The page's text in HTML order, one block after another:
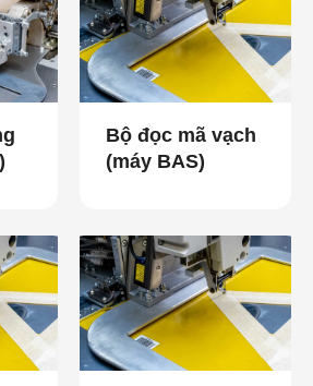
Bộ đọc mã vạch
(máy BAS)